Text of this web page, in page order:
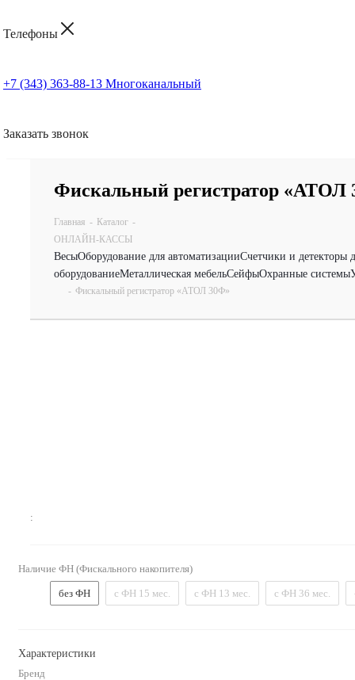
Телефоны
+7 (343) 363-88-13 Многоканальный
Заказать звонок
Фискальный регистратор «АТОЛ
Главная - Каталог -
ОНЛАЙН-КАССЫ
ВесыОборудование для автоматизацииСчетчики и детекторы
оборудованиеМеталлическая мебельСейфыОхранные системы
- Фискальный регистратор «АТОЛ 30Ф»
:
Наличие ФН (Фискального накопителя)
без ФН с ФН 15 мес. с ФН 13 мес. с ФН 36 мес.
Характеристики
Бренд